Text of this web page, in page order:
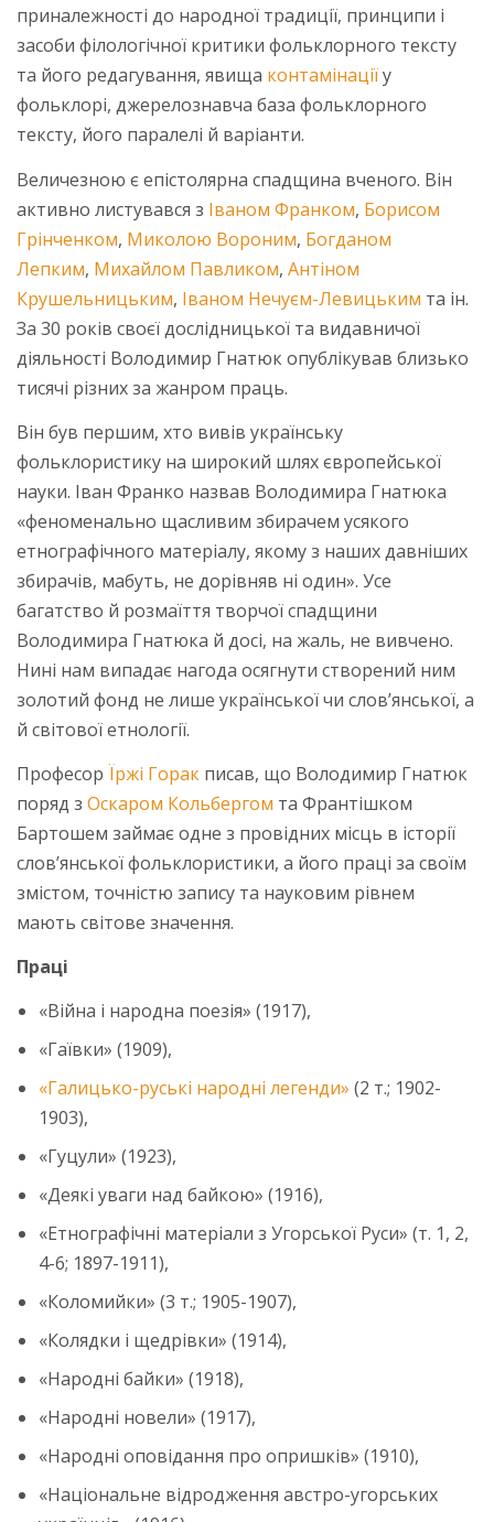
приналежності до народної традиції, принципи і
засоби філологічної критики фольклорного тексту
та його редагування, явища контамінаціїу
фольклорі, джерелознавча база фольклорного
тексту, його паралелі й варіанти.
Величезною є епістолярна спадщина вченого. Він
активно листувався з Іваном Франком, Борисом
Грінченком, Миколою Вороним, Богданом
Лепким, Михайлом Павликом, Антіном
Крушельницьким, Іваном Нечуєм-Левицьким та ін.
За 30 років своєї дослідницької та видавничої
діяльності Володимир Гнатюк опублікував близько
тисячі різних за жанром праць.
Він був першим, хто вивів українську
фольклористику на широкий шлях європейської
науки. Іван Франко назвав Володимира Гнатюка
«феноменально щасливим збирачем усякого
етнографічного матеріалу, якому з наших давніших
збирачів, мабуть, не дорівняв ні один». Усе
багатство й розмаїття творчої спадщини
Володимира Гнатюка й досі, на жаль, не вивчено.
Нині нам випадає нагода осягнути створений ним
золотий фонд не лише української чи слов’янської, а
й світової етнології.
Професор Їржі Горак писав, що Володимир Гнатюк
поряд з Оскаром Кольбергом та Франтішком
Бартошем займає одне з провідних місць в історії
слов’янської фольклористики, а його праці за своїм
змістом, точністю запису та науковим рівнем
мають світове значення.
Праці
«Війна і народна поезія» (1917),
«Гаївки» (1909),
«Галицько-руські народні легенди» (2 т.; 1902-
1903),
«Гуцули» (1923),
«Деякі уваги над байкою» (1916),
«Етнографічні матеріали з Угорської Руси» (т. 1, 2,
4-6; 1897-1911),
«Коломийки» (3 т.; 1905-1907),
«Колядки і щедрівки» (1914),
«Народні байки» (1918),
«Народні новели» (1917),
«Народні оповідання про опришків» (1910),
«Національне відродження австро-угорських